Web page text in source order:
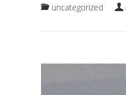
uncategorized